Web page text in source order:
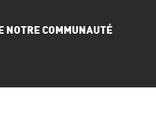
NOTRE COMMUNAUTÉ